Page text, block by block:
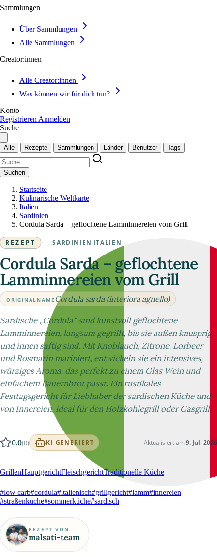
Sammlungen
Über Sammlungen
Alle Sammlungen
Creator:innen
Alle Creator:innen
Was können wir für dich tun?
Konto
Registrieren Anmelden
Suche
Alle Rezepte Sammlungen Länder Benutzer Tags
Suchen
Startseite
Kulinarische Weltkarte
Italien
Sardinien
Cordula Sarda – geflochtene Lamminnereien vom Grill
REZEPT · SARDINIEN ·ITALIEN
Cordula Sarda – geflochtene
Lamminnereien vom Grill
ORIGINALNAME Cordula sarda (interiora agnello)
Sardische „Cordula“ sind kunstvoll geflochtene
Lamminnereien, langsam gegrillt, bis sie außen knusprig
und innen saftig sind. Mit Knoblauch, Zitrone, Lorbeer
und Rosmarin mariniert, entwickeln sie ein intensives,
würziges Aroma, das perfekt zu einem Glas Wein und
einfachem Bauernbrot passt. Ein rustikales
Festtagsgericht für Liebhaber der sardischen Küche und
von Innereien, ideal für den Holzkohlegrill oder Gasgrill.
0.0(0) KI GENERIERT Aktualisiert am 9. Juli 2026
GrillenHauptgerichtFleischgerichtTraditionelle Küche
#low carb#cordula#italienisch#grillgericht#lamm#innereien
#straßenküche#sommerküche#sardisch
REZEPT VON
malsati-team